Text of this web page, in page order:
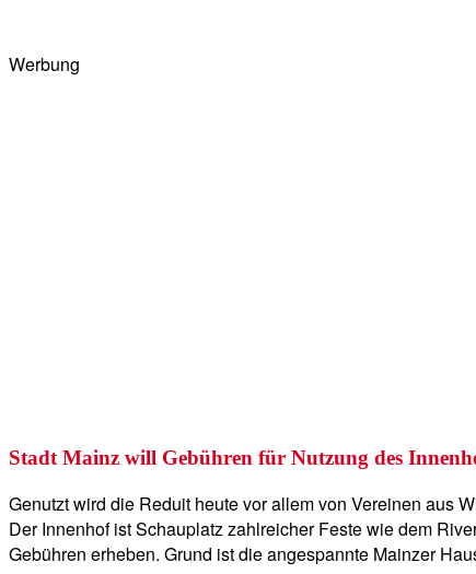
Werbung
Stadt Mainz will Gebühren für Nutzung des
Genutzt wird die Reduit heute vor allem von Vereinen aus
Der Innenhof ist Schauplatz zahlreicher Feste wie dem
Gebühren erheben. Grund ist die angespannte Mainzer